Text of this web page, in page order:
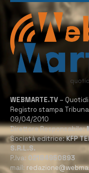
WEBMARTE.TV –
Registro stampa
09/04/2010
Direttore Responsabile:
Società editrice:KFP
S.R.L.S.
P.Iva: 02184950893
mail: